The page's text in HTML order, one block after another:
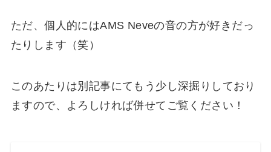
ただ、個人的にはAMS Neveの音の方が好きだっ
たりします（笑）
このあたりは別記事にてもう少し深掘りしており
ますので、よろしければ併せてご覧ください！